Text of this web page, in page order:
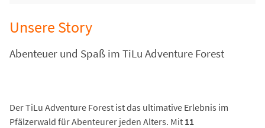
Unsere Story
Abenteuer und Spaß im TiLu Adventure Forest
Der TiLu Adventure Forest ist das ultimative Erlebnis im
Pfälzerwald für Abenteurer jeden Alters. Mit 11